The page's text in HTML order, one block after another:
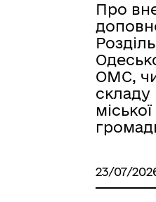
та їхнім родинам
Про
ОМС,
складу
23/07/